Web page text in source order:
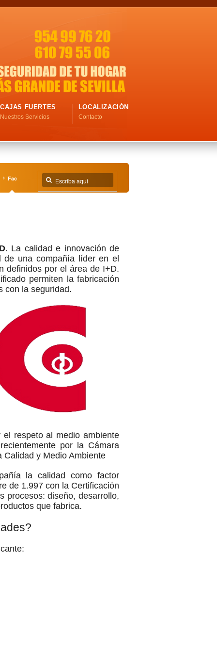
CAJAS FUERTES
Nuestros Servicios
LOCALIZACIÓN
Contacto
Fac
. La calidad e innovación de
de una compañía líder en el
definidos por el área de I+D.
permiten la fabricación
con la seguridad.
respeto al medio ambiente
por la Cámara
Calidad y Medio Ambiente
la calidad como factor
de 1.997 con la Certificación
procesos: diseño, desarrollo,
que fabrica.